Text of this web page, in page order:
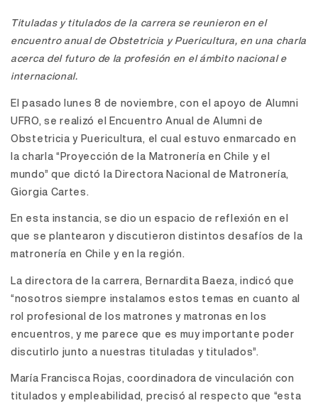
Tituladas y titulados de la carrera se reunieron en el
encuentro anual de Obstetricia y Puericultura, en una charla
acerca del futuro de la profesión en el ámbito nacional e
internacional.
El pasado lunes 8 de noviembre, con el apoyo de Alumni
UFRO, se realizó el Encuentro Anual de Alumni de
Obstetricia y Puericultura, el cual estuvo enmarcado en
la charla “Proyección de la Matronería en Chile y el
mundo” que dictó la Directora Nacional de Matronería,
Giorgia Cartes.
En esta instancia, se dio un espacio de reflexión en el
que se plantearon y discutieron distintos desafíos de la
matronería en Chile y en la región.
La directora de la carrera, Bernardita Baeza, indicó que
“nosotros siempre instalamos estos temas en cuanto al
rol profesional de los matrones y matronas en los
encuentros, y me parece que es muy importante poder
discutirlo junto a nuestras tituladas y titulados”.
María Francisca Rojas, coordinadora de vinculación con
titulados y empleabilidad, precisó al respecto que “esta